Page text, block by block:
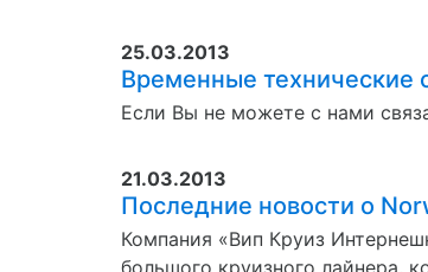
25.03.2013
Временные технические
Если Вы не можете с нами
21.03.2013
Последние новости о
Компания «Вип Круиз